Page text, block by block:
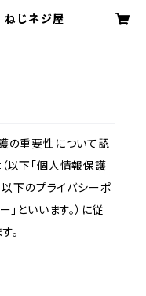
ねじネジ屋
の重要性について認
以下「個人情報保護
以下のプライバシーポ
」といいます。）に従
。